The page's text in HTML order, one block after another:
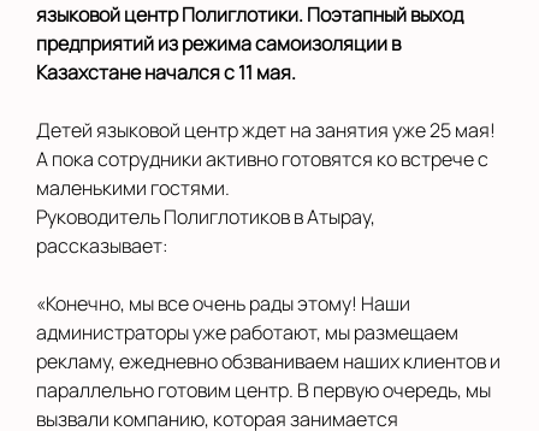
языковой центр Полиглотики. Поэтапный выход
предприятий из режима самоизоляции в
Казахстане начался с 11 мая.
Детей языковой центр ждет на занятия уже 25 мая!
А пока сотрудники активно готовятся ко встрече с
маленькими гостями.
Руководитель Полиглотиков в Атырау,
рассказывает:
«Конечно, мы все очень рады этому! Наши
администраторы уже работают, мы размещаем
рекламу, ежедневно обзваниваем наших клиентов и
параллельно готовим центр. В первую очередь, мы
вызвали компанию, которая занимается